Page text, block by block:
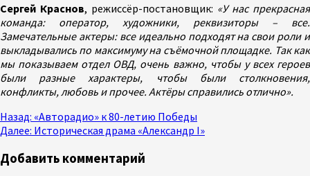
Сергей Краснов, режиссёр-постановщик: «У нас прекрасная
команда: оператор, художники, реквизиторы – все.
Замечательные актеры: все идеально подходят на свои роли и
выкладывались по максимуму на съёмочной площадке. Так как
мы показываем отдел ОВД, очень важно, чтобы у всех героев
были разные характеры, чтобы были столкновения,
конфликты, любовь и прочее. Актёры справились отлично».
Продолжить
чтение
Назад: «Авторадио» к 80-летию Победы
Далее: Историческая драма «Александр I»
Добавить комментарий